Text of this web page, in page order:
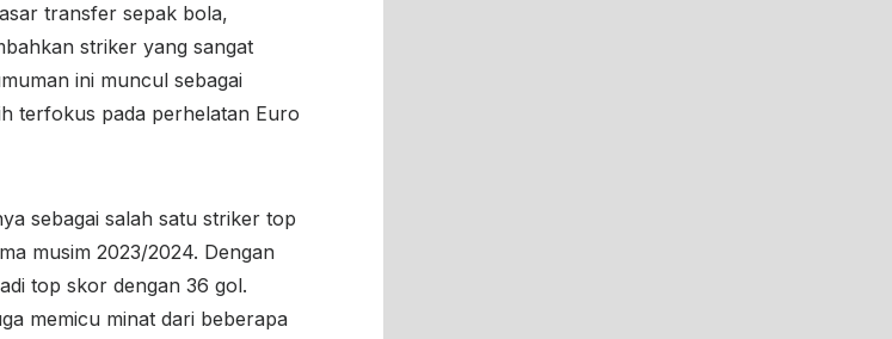
transfer sepak bola,
striker yang sangat
ini muncul sebagai
terfokus pada perhelatan Euro
sebagai salah satu striker top
musim 2023/2024. Dengan
top skor dengan 36 gol.
memicu minat dari beberapa